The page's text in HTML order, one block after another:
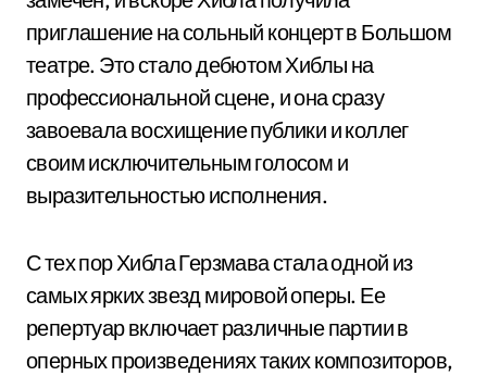
приглашение на сольный концерт в Большом
театре. Это стало дебютом Хиблы на
профессиональной сцене, и она сразу
завоевала восхищение публики и коллег
своим исключительным голосом и
выразительностью исполнения.
С тех пор Хибла Герзмава стала одной из
самых ярких звезд мировой оперы. Ее
репертуар включает различные партии в
оперных произведениях таких композиторов,